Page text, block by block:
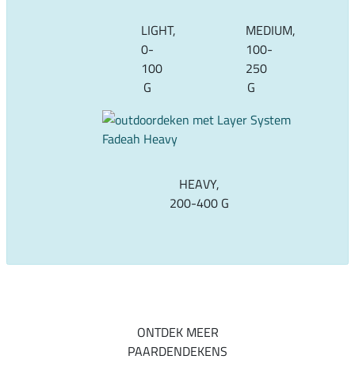
LIGHT,
0-
100
G
MEDIUM,
100-
250
G
HEAVY,
200-400 G
ONTDEK MEER
PAARDENDEKENS